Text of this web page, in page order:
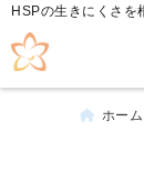
HSPの生きにくさを
ホーム